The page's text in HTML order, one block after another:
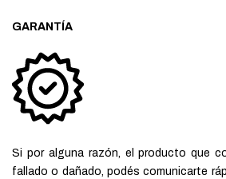
GARANTÍA
Si por alguna razón, el producto que
fallado o dañado, podés comunicarte